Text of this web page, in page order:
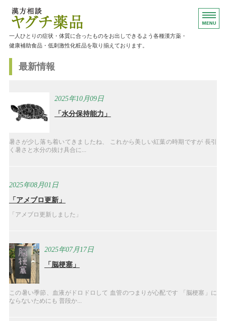
漢方薬・健康補助食品のご相談ならヤグ
一人ひとりの症状・体質に合ったものをお出しできるよう各種漢方薬・
健康補助食品・低刺激性化粧品を取り揃えております。
ホーム
ご相談について
店舗概要
最新情報
2025年10月09日
「水分保持能力」
暑さが少し落ち着いてきましたね、 これから美しい紅葉の時期ですが 長引
く暑さと水分の抜け具合に...
2025年08月01日
「アメブロ更新」
「アメブロ更新しました」
2025年07月17日
「脳梗塞」
この暑い季節、血液がドロドロして 血管のつまりが心配です 「脳梗塞」に
ならないためにも 普段か...